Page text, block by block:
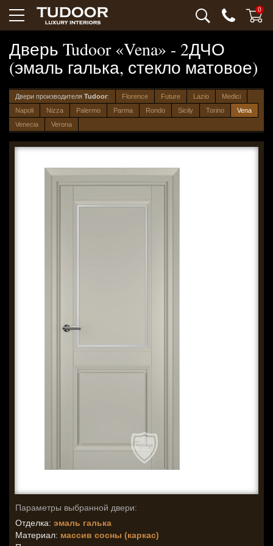
0
Дверь Tudoor «Vena» - 2ДЧО
(эмаль галька, стекло матовое)
Двери производителя Tudoor: Florence Future Lazio
Medici
Napoli
Nizza Palermo Parma Rondo Sicily Torino
Vena
Venecia
Verona
Параметры выбранной двери:
Отделка: эмаль галька
Материал: массив сосны (каркас)